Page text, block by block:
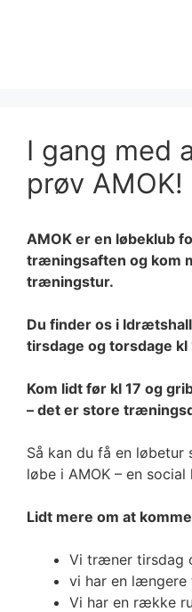
I gang med
prøv AMOK!
AMOK er en løbeklub
træningsaften og kom
træningstur.
Du finder os i
tirsdage og torsdage kl
Kom lidt før kl 17 og
– det er store
Så kan du få en løbetur
løbe i AMOK – en social
Lidt mere om at
Vi træner tirsdag
vi har en længere
Vi har en række